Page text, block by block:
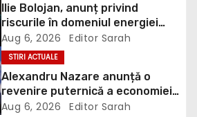
Ilie Bolojan, anunț privind
riscurile în domeniul energiei
electrice. Ce a decis Guvernul
Aug 6, 2026 Editor Sarah
STIRI ACTUALE
Alexandru Nazare anunță o
revenire puternică a economiei
în 2027: Inflația va scădea,
Aug 6, 2026 Editor Sarah